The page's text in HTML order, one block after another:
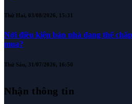
Thứ Hai, 03/08/2026, 15:31
Nới điều kiện bán nhà đang thế
mua?
Thứ Sáu, 31/07/2026, 16:50
Nhận thông tin